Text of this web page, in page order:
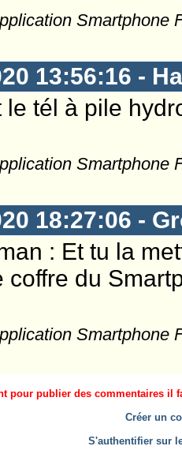
Smartphone
13:56:16 -
le tél à pile
Smartphone
18:27:06 -
: Et tu la
coffre du
Smartphone
pour publier des commentaires il
Créer un
S'authentifier sur